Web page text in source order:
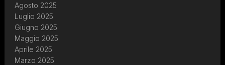
Agosto 2025
Luglio 2025
Giugno 2025
Maggio 2025
Aprile 2025
Marzo 2025